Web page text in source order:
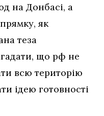
на Донбасі, а
як
теза
що рф не
всю територію
ідею готовності